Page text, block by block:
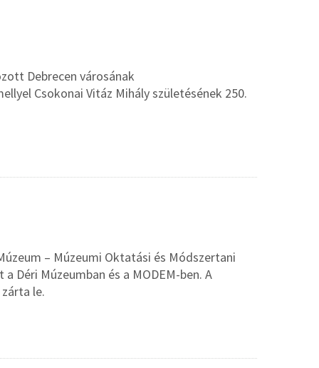
Debrecen városának
Csokonai Vitáz Mihály születésének 250.
– Múzeumi Oktatási és Módszertani
Déri Múzeumban és a MODEM-ben. A
le.